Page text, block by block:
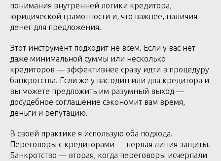
понимания внутренней логики кредитора,
юридической грамотности и, что важнее, наличия
денег для предложения.
Этот инструмент подходит не всем. Если у вас нет
даже минимальной суммы или несколько
кредиторов — эффективнее сразу идти в процедуру
банкротства. Если же у вас один или два кредитора и
вы можете предложить им разумный выход —
досудебное соглашение сэкономит вам время,
деньги и репутацию.
В своей практике я использую оба подхода.
Переговоры с кредиторами — первая линия защиты.
Банкротство — вторая, когда переговоры исчерпали